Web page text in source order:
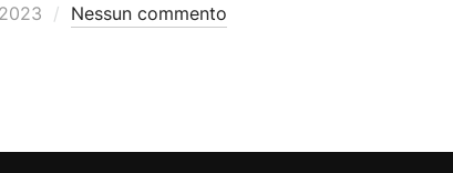
Nessun commento